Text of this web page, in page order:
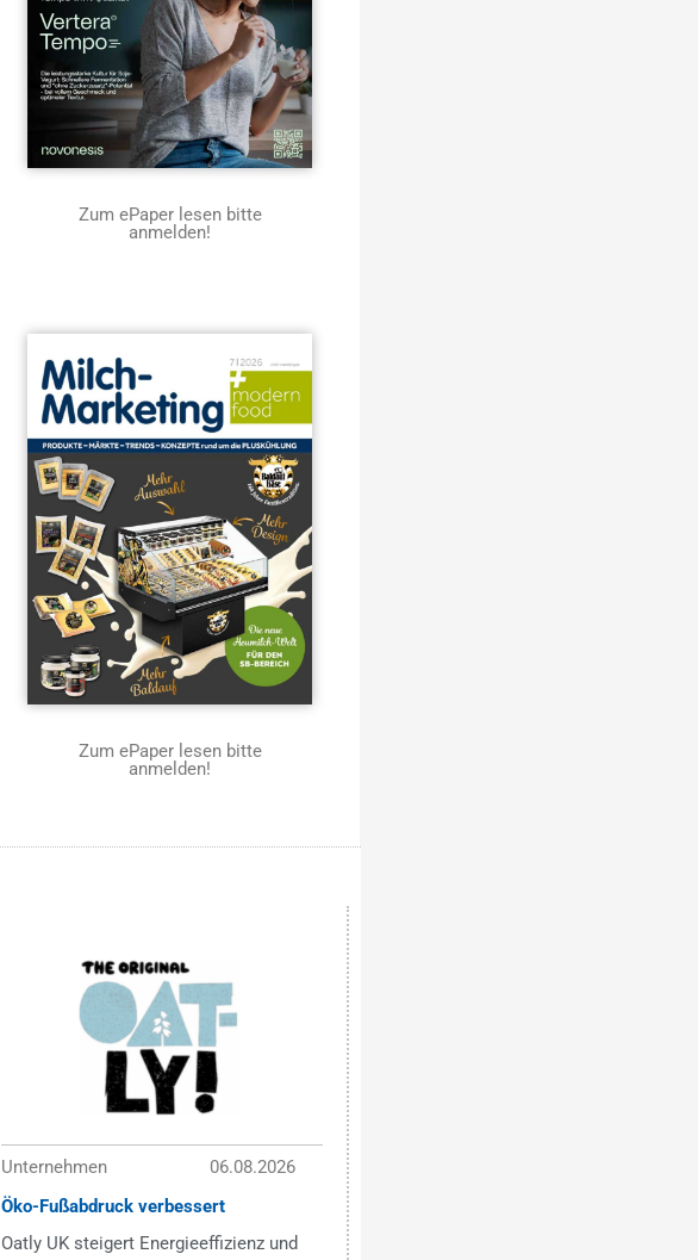
Zum ePaper lesen bitte
anmelden!
Zum ePaper lesen bitte
anmelden!
Unternehmen
06.08.2026
Öko-Fußabdruck verbessert
Oatly UK steigert Energieeffizienz und